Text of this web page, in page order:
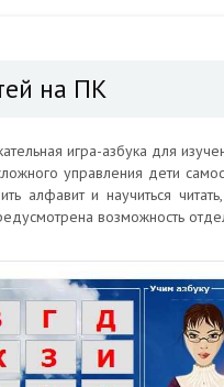
на ПК
игра-азбука для
управления дети
алфавит и научиться
возможность